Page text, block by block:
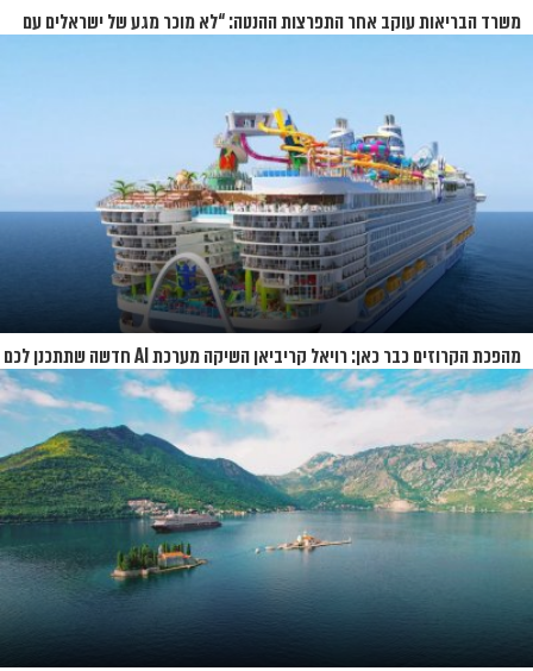
משרד הבריאות עוקב אחר התפרצות ההנטה: “לא מוכר מגע של ישראלים עם
מהפכת הקרוזים כבר כאן: רויאל קריביאן השיקה מערכת AI חדשה שתתכנן לכם
את כל ההפלגה